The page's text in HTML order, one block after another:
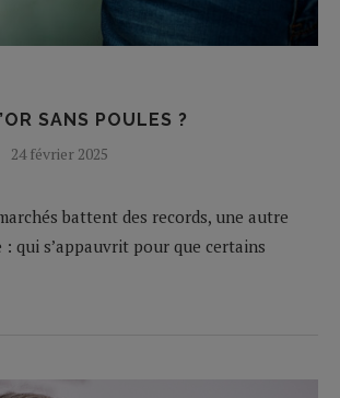
SANS POULES ?
24 février 2025
battent des records, une autre
: qui s’appauvrit pour que certains